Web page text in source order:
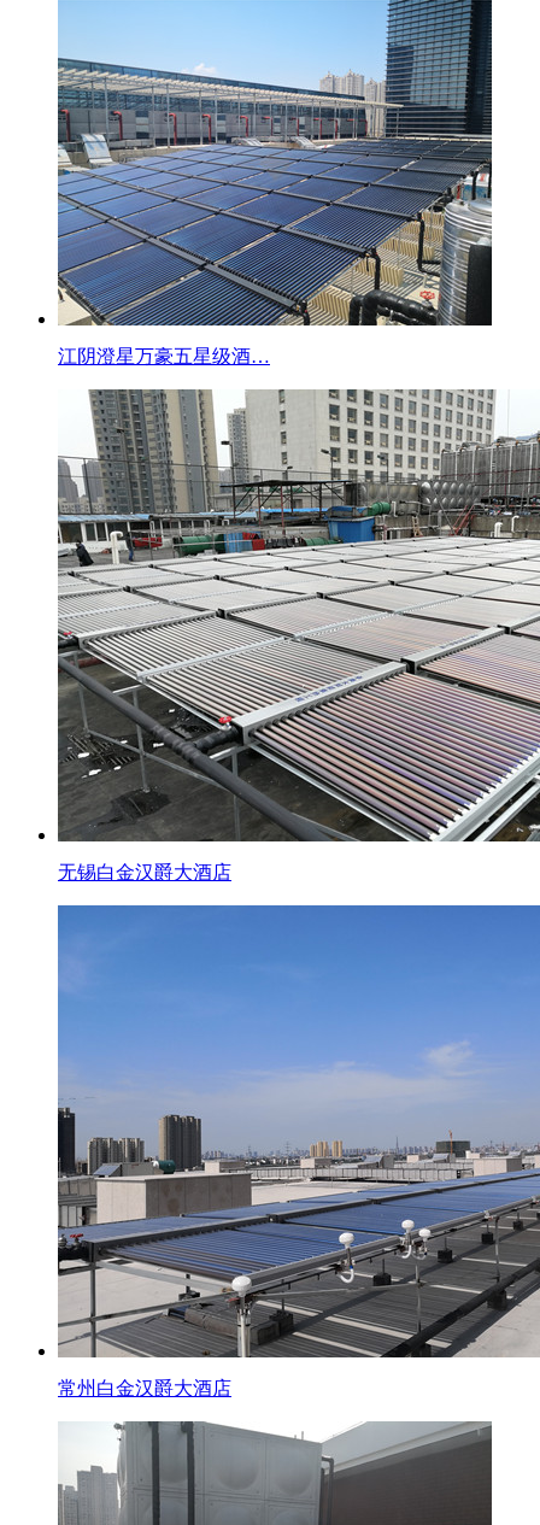
江阴澄星万豪五星级酒…
无锡白金汉爵大酒店
常州白金汉爵大酒店